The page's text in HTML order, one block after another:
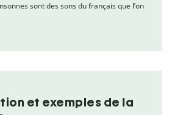
sont des sons du français que l’on
et exemples de la